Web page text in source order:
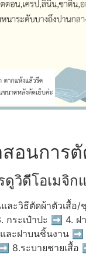
อนการตั
ดูวิดีโอเมจิก
และวิธีตัดผ้าตัวเสื้อ
กระเป๋าปะ ➡ 4. ฝ
และฝาบนชิ้นงาน
8.ระบายชายเสื้